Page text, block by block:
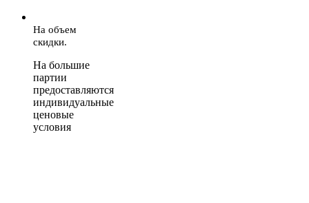
На объем
скидки.
На большие
партии
предоставляются
индивидуальные
ценовые
условия